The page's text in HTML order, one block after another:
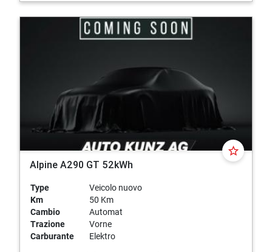
star_border
Alpine A290 GT 52kWh
Type
Veicolo nuovo
Km
50 Km
Cambio
Automat
Trazione
Vorne
Carburante
Elektro